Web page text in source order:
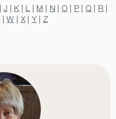
|J | K | L | M | N| O| P| Q | R |
|W | X| Y| Z